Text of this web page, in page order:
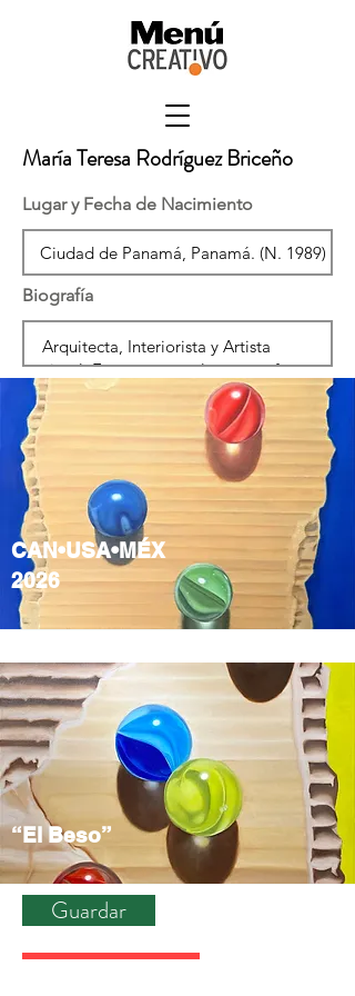
María Teresa Rodríguez Briceño
Lugar y Fecha de Nacimiento
Biografía
CAN•USA•MÉX
2026
“El Beso”
Guardar
Cancelar